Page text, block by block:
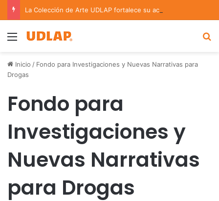
Menu
Inicio / Fondo para Investigaciones y Nuevas Narrativas para
Drogas
Fondo para
Investigaciones y
Nuevas Narrativas
para Drogas